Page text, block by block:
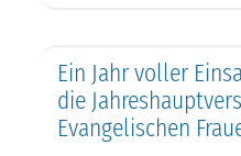
Ein Jahr voller
die
Evangelischen